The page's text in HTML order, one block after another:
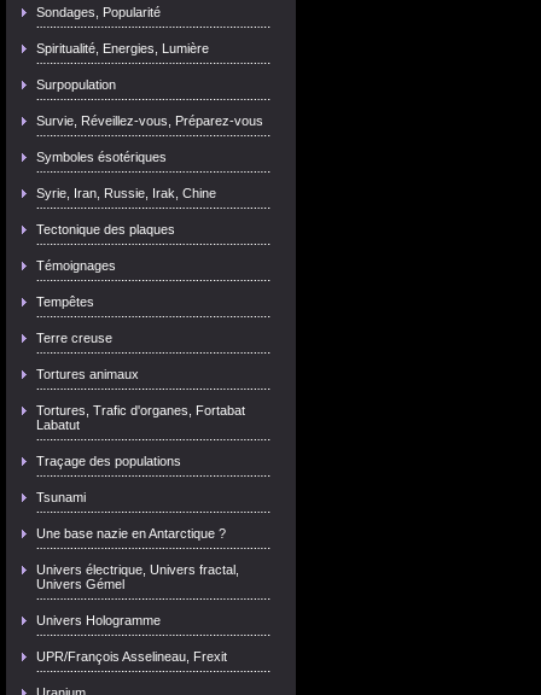
Sondages, Popularité
Spiritualité, Energies, Lumière
Surpopulation
Survie, Réveillez-vous, Préparez-vous
Symboles ésotériques
Syrie, Iran, Russie, Irak, Chine
Tectonique des plaques
Témoignages
Tempêtes
Terre creuse
Tortures animaux
Tortures, Trafic d'organes, Fortabat
Labatut
Traçage des populations
Tsunami
Une base nazie en Antarctique ?
Univers électrique, Univers fractal,
Univers Gémel
Univers Hologramme
UPR/François Asselineau, Frexit